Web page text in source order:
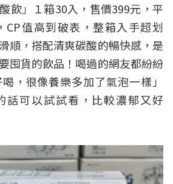
飲」１箱30入，售價399元，平
CP值高到破表，整箱入手超划
順，搭配清爽碳酸的暢快感，是
囤貨的飲品！喝過的網友都紛紛
，很像養樂多加了氣泡一樣」
話可以試試看，比較濃郁又好